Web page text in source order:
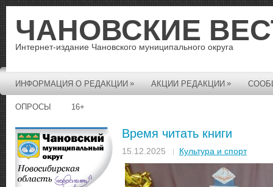
ЧАНОВСКИЕ
Интернет-издание Чановского муниципального округа
ИНФОРМАЦИЯ О РЕДАКЦИИ » АКЦИИ РЕДАКЦИИ »
ОПРОСЫ 16+
Время читать книги
15.12.2025 Культура и спорт